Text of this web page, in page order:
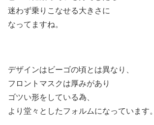
迷わず乗りこなせる大きさに
なってますね。
デザインはビーゴの頃とは異なり、
フロントマスクは厚みがあり
ゴツい形をしている為、
より堂々としたフォルムになっています。